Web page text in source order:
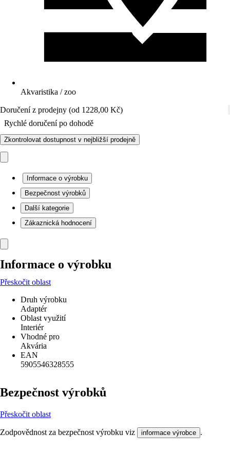
Akvaristika / zoo
Doručení z prodejny (od 1228,00 Kč)
Rychlé doručení po dohodě
Zkontrolovat dostupnost v nejbližší prodejně
Informace o výrobku
Bezpečnost výrobků
Další kategorie
Zákaznická hodnocení
Informace o výrobku
Přeskočit oblast
Druh výrobku
Adaptér
Oblast využití
Interiér
Vhodné pro
Akvária
EAN
5905546328555
Bezpečnost výrobků
Přeskočit oblast
Zodpovědnost za bezpečnost výrobku viz informace výrobce .